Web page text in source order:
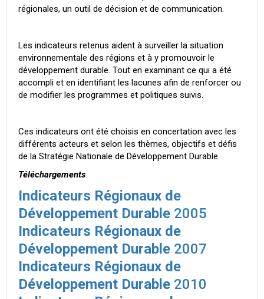
régionales, un outil de décision et de communication.
Les indicateurs retenus aident à surveiller la situation
environnementale des régions et à y promouvoir le
développement durable. Tout en examinant ce qui a été
accompli et en identifiant les lacunes afin de renforcer ou
de modifier les programmes et politiques suivis.
Ces indicateurs ont été choisis en concertation avec les
différents acteurs et selon les thèmes, objectifs et défis
de la Stratégie Nationale de Développement Durable.
Téléchargements
Indicateurs Régionaux de
Développement Durable 2005
Indicateurs Régionaux de
Développement Durable 2007
Indicateurs Régionaux de
Développement Durable 2010